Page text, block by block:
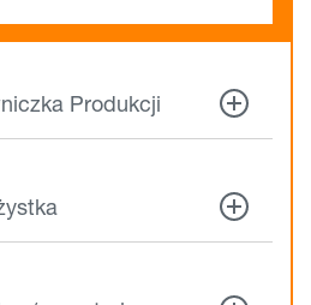
Produkcji